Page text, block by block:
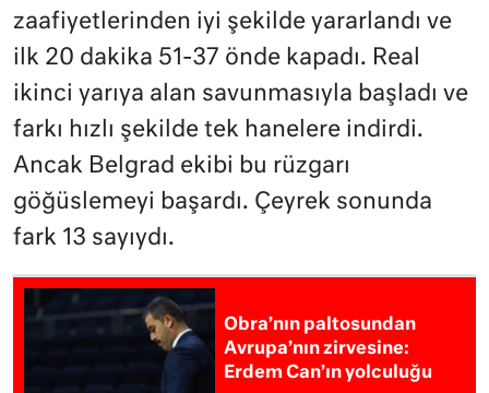
zaafiyetlerinden iyi şekilde yararlandı ve
ilk 20 dakika 51-37 önde kapadı. Real
ikinci yarıya alan savunmasıyla başladı ve
farkı hızlı şekilde tek hanelere indirdi.
Ancak Belgrad ekibi bu rüzgarı
göğüslemeyi başardı. Çeyrek sonunda
fark 13 sayıydı.
Obra’nın paltosundan
Avrupa’nın zirvesine:
Erdem Can’ın yolculuğu